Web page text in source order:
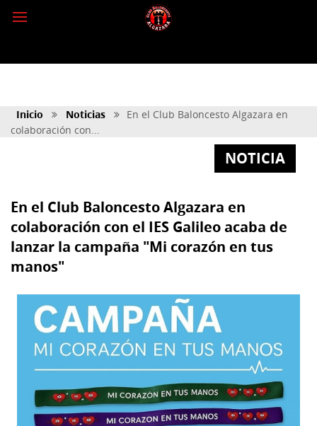
NOTICIA
Inicio Noticias
En el Club Baloncesto Algazara en
colaboración con...
En el Club Baloncesto Algazara en
colaboración con el IES Galileo acaba de
lanzar la campaña "Mi corazón en tus
manos"